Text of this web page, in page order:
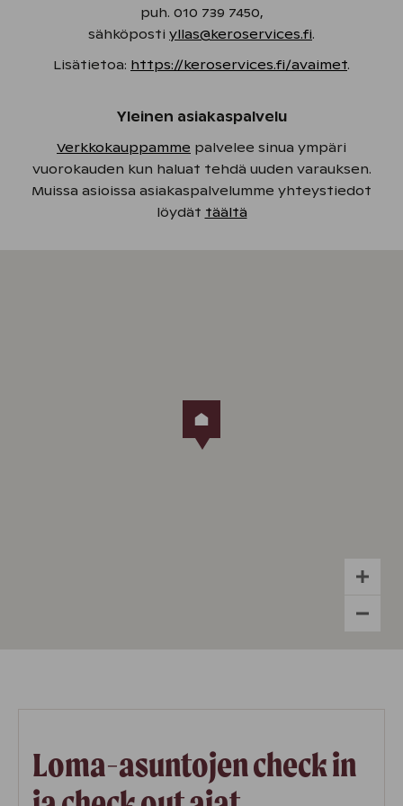
puh. 010 739 7450,
sähköposti yllas@keroservices.fi.
Lisätietoa: https://keroservices.fi/avaimet.
Yleinen asiakaspalvelu
Verkkokauppamme palvelee sinua ympäri
vuorokauden kun haluat tehdä uuden varauksen.
Muissa asioissa asiakaspalvelumme yhteystiedot
löydät täältä
Loma-asuntojen check in